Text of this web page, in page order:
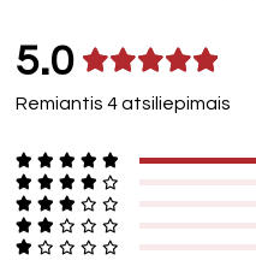
5.0
Remiantis 4 atsiliepimais